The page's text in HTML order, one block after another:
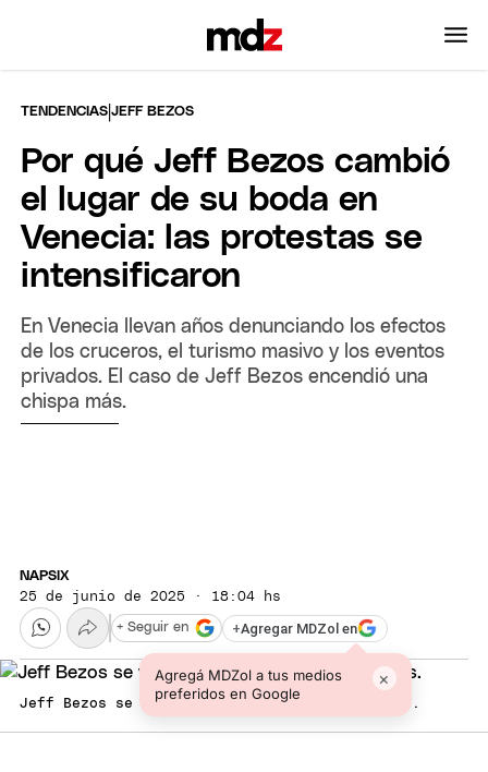
TENDENCIAS |JEFF BEZOS
Por qué Jeff Bezos cambió
el lugar de su boda en
Venecia: las protestas se
intensificaron
En Venecia llevan años denunciando los efectos
de los cruceros, el turismo masivo y los eventos
privados. El caso de Jeff Bezos encendió una
chispa más.
NAPSIX
25 de junio de 2025 · 18:04 hs
+Agregar MDZol en
Agregá MDZol a tus medios
preferidos en Google
×
+ Seguir en
Jeff Bezos se ve obligado a cambiar de planes.